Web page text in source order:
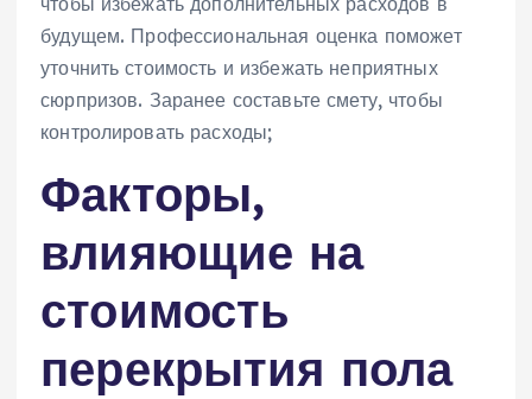
будущем. Профессиональная оценка поможет
уточнить стоимость и избежать неприятных
сюрпризов. Заранее составьте смету‚ чтобы
контролировать расходы;
Факторы‚
влияющие на
стоимость
перекрытия пола